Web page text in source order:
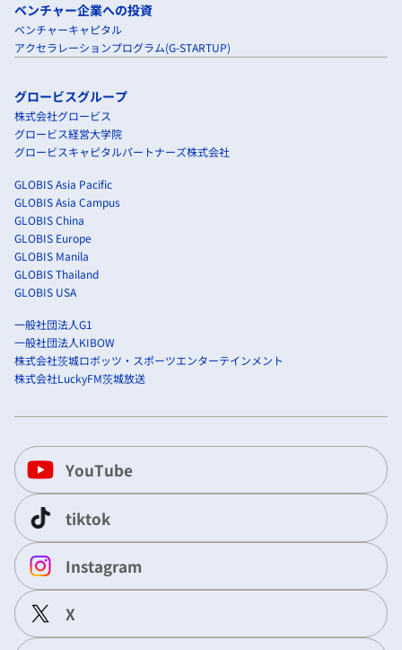
ベンチャー企業への投資
ベンチャーキャピタル
アクセラレーションプログラム(G-STARTUP)
グロービスグループ
株式会社グロービス
グロービス経営大学院
グロービスキャピタルパートナーズ株式会社
GLOBIS Asia Pacific
GLOBIS Asia Campus
GLOBIS China
GLOBIS Europe
GLOBIS Manila
GLOBIS Thailand
GLOBIS USA
一般社団法人G1
一般社団法人KIBOW
株式会社茨城ロボッツ・スポーツエンターテインメント
株式会社LuckyFM茨城放送
YouTube
tiktok
Instagram
X